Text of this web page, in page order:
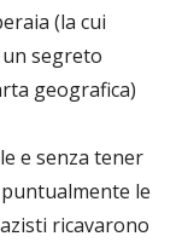
(la cui
segreto
geografica)
e senza tener
le
ricavarono